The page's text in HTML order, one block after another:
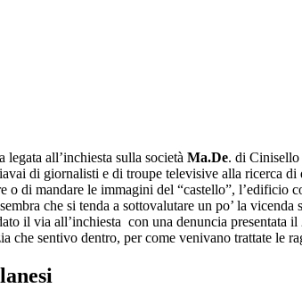
all’inchiesta sulla società Ma.De. di Cinisello
di giornalisti e di troupe televisive alla ricerca
di mandare le immagini del “castello”, l’edificio
che si tenda a sottovalutare un po’ la vicenda
il via all’inchiesta con una denuncia presentata
sentivo dentro, per come venivano trattate le